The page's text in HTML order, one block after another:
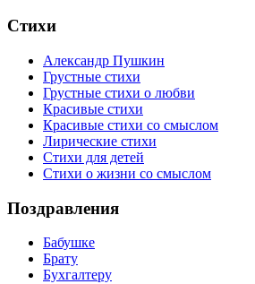
Стихи
Александр Пушкин
Грустные стихи
Грустные стихи о любви
Красивые стихи
Красивые стихи со смыслом
Лирические стихи
Стихи для детей
Стихи о жизни со смыслом
Поздравления
Бабушке
Брату
Бухгалтеру